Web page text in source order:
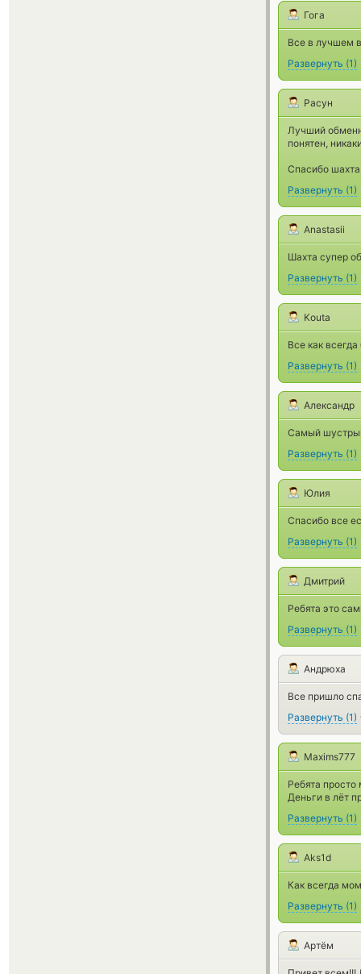
Гога
Все в лучшем
Развернуть (1)
Расун
Лучший
понятен,
Спасибо
Развернуть (1)
Anastasii
Шахта супер
Развернуть (1)
Kouta
Все как
Развернуть (1)
Александр
Самый
Развернуть (1)
Юлия
Спасибо все
Развернуть (1)
Дмитрий
Ребята это
Развернуть (1)
Андрюха
Все пришло
Развернуть (1)
Maxims777
Ребята просто
Деньги в лёт
Развернуть (1)
Aks1d
Как всегда
Развернуть (1)
Артём